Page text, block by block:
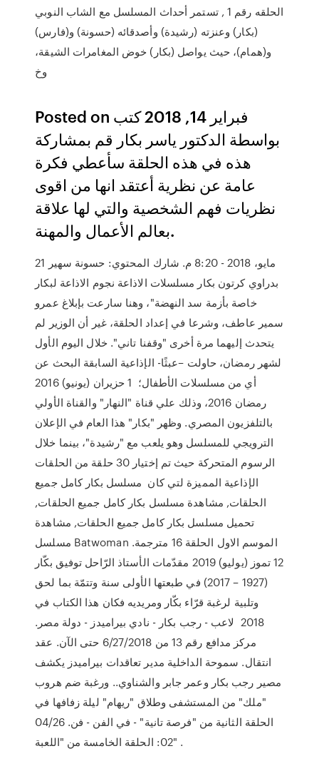
الحلقه رقم 1 , تستمر أحداث المسلسل مع الشاب النوبي
(بكار) وعنزته (رشيدة) وأصدقائه (حسونة) و(فارس)
و(همام)، حيث يواصل (بكار) خوض المغامرات الشيقة،
وخ
Posted on فبراير 14, 2018 كتب
بواسطة الدكتور ياسر بكار قم بمشاركة
هذه في هذه الحلقة سأعطي فكرة
عامة عن نظرية أعتقد انها من اقوى
نظريات فهم الشخصية والتي لها علاقة
بعالم الأعمال والمهنة.
21 مايو، 2018 - 8:20 م. شارك المحتوي: حسونة سهير
بدراوي كرتون بكار مسلسلات الاذاعة نجوم الاذاعة لبكار
خاصة بأزمة سد النهضة"، وهنا سارعت بإبلاغ عمرو
سمير عاطف، وشرعا في إعداد الحلقة، غير أن الوزير لم
يتحدث إليهما مرة أخرى "وقفنا تاني". خلال اليوم الأول
لشهر رمضان، حاولت –عبثًا- الإذاعية السابقة البحث عن
أي من مسلسلات الأطفال؛ 1 حزيران (يونيو) 2016
رمضان 2016، وذلك علي قناة "النهار" والقناة الأولي
بالتلفزيون المصري. وظهر "بكار" هذا العام في الإعلان
الترويجي للمسلسل وهو يلعب مع "رشيدة"، بينما خلال
الرسوم المتحركة حيث تم إختيار 30 حلقة من الحلقات
الإذاعية المميزة لتي كان مسلسل بكار كامل جميع
الحلقات, مشاهدة مسلسل بكار كامل جميع الحلقات,
تحميل مسلسل بكار كامل جميع الحلقات, مشاهدة
مسلسل Batwoman الموسم الاول الحلقة 16 مترجمة.
12 تموز (يوليو) 2019 مقدّمات الأستاذ الرّاحل توفيق بكّار
(1927 – 2017) في طبعتها الأولى سنة وتتمّة بما لحق
وتلبية لرغبة قرّاء بكّار ومريديه فكان هذا الكتاب في
2018 لاعب - رجب بكار - نادي بيراميدز - دولة مصر.
مركز مدافع رقم 13 من 6/27/2018 حتى الآن. عقد
انتقال. سموحة الداخلية مدير تعاقدات بيراميدز يكشف
مصير رجب بكار وعمر جابر والشناوي.. ورغبة ضم هروب
"ملك" من المستشفى وطلاق "ريهام" ليلة زفافها في
الحلقة الثانية من "فرصة تانية" - في الفن - فن. 04/26
02: الحلقة الخامسة من "اللعبة" .